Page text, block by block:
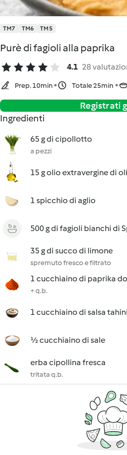
TM7 TM6 TM5
Purè di fagioli alla paprika
4.1 28
Prep. 10min Totale 25min
Registrati
Ingredienti
65 g di cipollotto
a pezzi
15 g olio extravergine di
1 spicchio di aglio
500 g di fagioli bianchi di
35 g di succo di limone
spremuto fresco e filtrato
1 cucchiaino di paprika
+ q.b.
1 cucchiaino di salsa tahini
½ cucchiaino di sale
erba cipollina fresca
tritata q.b.